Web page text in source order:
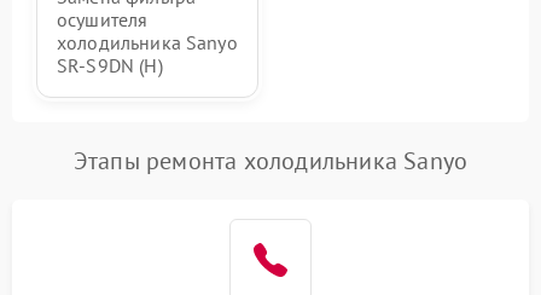
осушителя
холодильника Sanyo
SR-S9DN (H)
Этапы ремонта холодильника Sanyo